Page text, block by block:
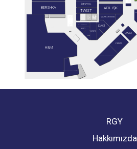
ADİL IŞIK
BERSHKA
DAGİ
G-LINGERIE
H&M
İPEKYOL
KİKO
LEVI'S
OXXO
PENTİ
SARAY MUHALLEBİCİSİ
TWIST
VAKKORAMA
RGY
Hakkımızda